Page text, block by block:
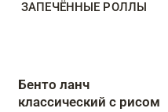
ЗАПЕЧЁННЫЕ РОЛЛЫ
Бенто ланч
классический с рисом